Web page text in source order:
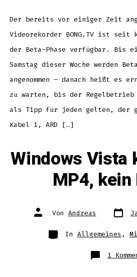
Der bereits vor einiger Zeit
Videorekorder BONG.TV ist seit
der Beta-Phase verfügbar. Bis
Samstag dieser Woche werden
angenommen – danach heißt es
zu warten, bis der
als Tipp für jeden gelten, der
Kabel 1, ARD […]
Windows Vista
MP4,
Autor
des Von Andreas Datum
des
Kategorien
In Allgemeines ,
1